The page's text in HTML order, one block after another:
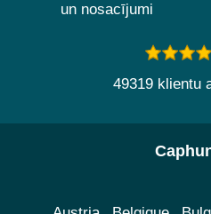
un nosacījumi
49319 klientu